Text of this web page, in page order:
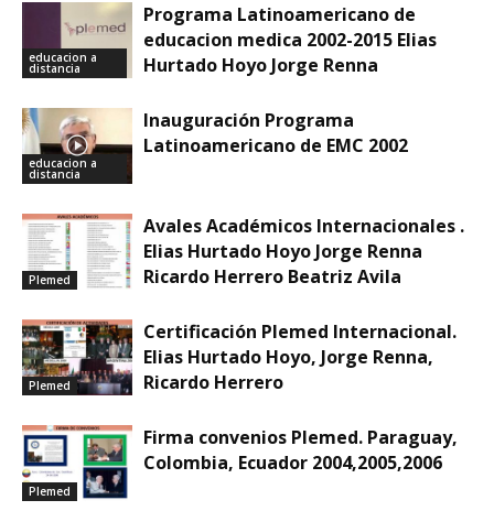
educacion a
distancia
Programa Latinoamericano de
educacion medica 2002-2015 Elias
Hurtado Hoyo Jorge Renna
educacion a
distancia
Inauguración Programa
Latinoamericano de EMC 2002
Plemed
Avales Académicos Internacionales .
Elias Hurtado Hoyo Jorge Renna
Ricardo Herrero Beatriz Avila
Plemed
Certificación Plemed Internacional.
Elias Hurtado Hoyo, Jorge Renna,
Ricardo Herrero
Plemed
Firma convenios Plemed. Paraguay,
Colombia, Ecuador 2004,2005,2006